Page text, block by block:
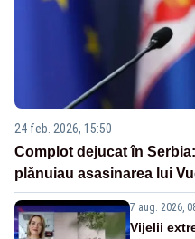
24 feb. 2026, 15:50
Complot dejucat în
plănuiau asasinarea lui
7 aug. 2026,
Vijelii